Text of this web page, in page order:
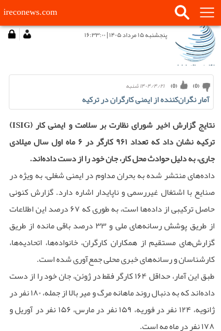
ireconews.com
پنجشنبه ۱۵ مرداد ۱۴۰۵ | ۱۶:۳۳:۰۰
۱۴۰۴/۴/۲۱ شنبه (
0
) (
0
)
آمار نگران‌کننده از ایمنی کارگران در ترکیه
نتایج گزارش اخیر شورای نظارت بر سلامت و ایمنی کار (ISIG)
ترکیه نشان داد که تعداد ۹۶۱ کارگر در ۶ ماه اول سال میلادی
جاری، به دلیل حوادث محل کار، جان خود را از دست داده‌اند.
داده‌های منتشر شده به بحران مداوم در ایمنی شغلی، به ویژه در
صنایع با اشتغال غیررسمی و ناپایدار اشاره دارد. گزارش کنونی
حاصل ترکیبی از داده‌ها است، به طوری که ۶۷ درصد این اطلاعات
از طریق پوشش رسانه‌های ملی و ۳۳ درصد باقی مانده از طریق
گزارش‌های مستقیم از همکاران کارگران، خانواده‌ها، اتحادیه‌ها،
کارشناسان و رسانه‌های خبری محلی جمع‌آوری شده است.
طبق این آمار، حداقل ۱۶۴ کارگر فقط در ژوئن، جان خود را از دست
داده‌اند که به دنبال روند ماهانه مرگ و میر بالا از جمله، ۱۸۰ نفر در
ژانویه، ۱۲۴ نفر در فوریه، ۱۵۹ نفر در مارس، ۱۵۶ نفر در آوریل و
۱۷۸ نفر در ماه مه است.